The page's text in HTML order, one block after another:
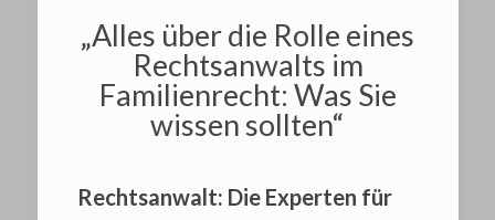
„Alles über die Rolle eines
Rechtsanwalts im
Familienrecht: Was Sie
wissen sollten“
Rechtsanwalt: Die Experten für